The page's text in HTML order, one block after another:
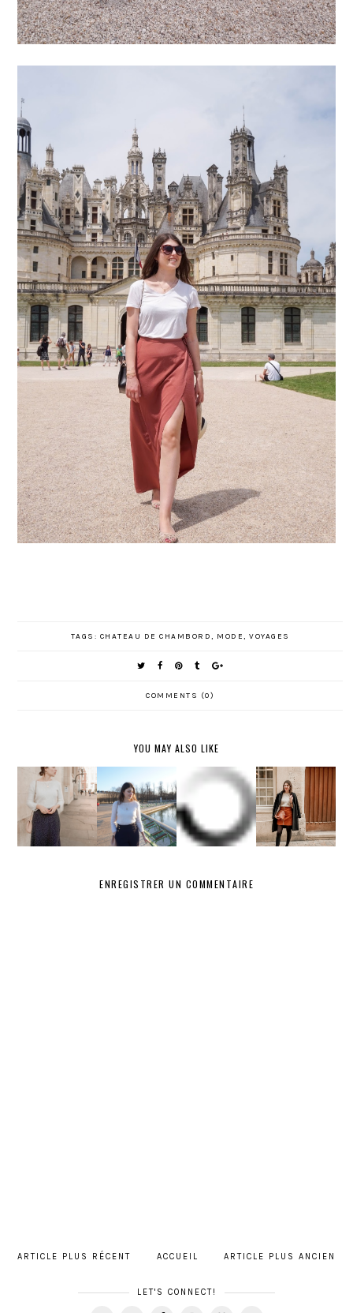
TAGS: CHATEAU DE CHAMBORD, MODE, VOYAGES
COMMENTS (0)
YOU MAY ALSO LIKE
LOOK À
LONDRES
D'HIVER
AU
JARDIN
DES
TUILERIE
S
LOOK
D'HIVER
ENREGISTRER UN COMMENTAIRE
ARTICLE PLUS RÉCENT ARTICLE PLUS ANCIEN
ACCUEIL
LET'S CONNECT!